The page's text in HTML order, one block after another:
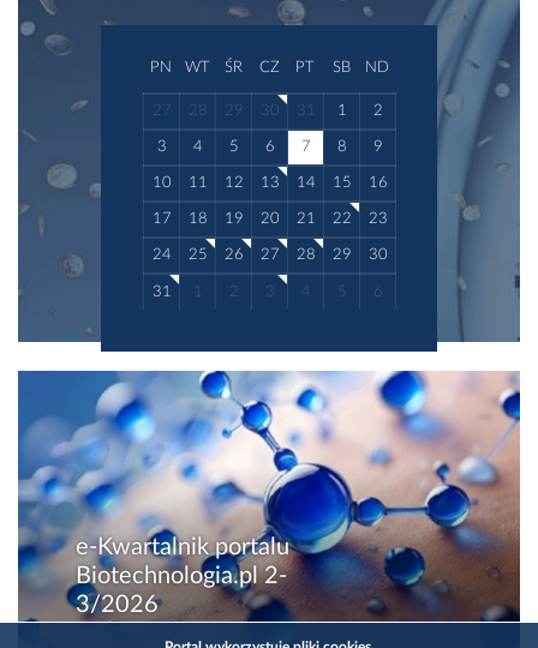
PN WT ŚR CZ PT SB ND
27 28 29 30 31 1 2
3 4 5 6 7 8 9
10 11 12 13 14 15 16
17 18 19 20 21 22 23
24 25 26 27 28 29 30
31 1 2 3 4 5 6
e-Kwartalnik portalu
Biotechnologia.pl 2-
3/2026